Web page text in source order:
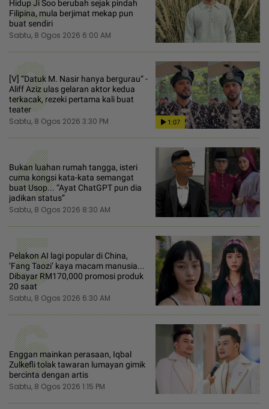
Hidup Ji Soo berubah sejak pindah
Filipina, mula berjimat mekap pun
buat sendiri
Sabtu, 8 Ogos 2026 6:00 AM
3
[V] “Datuk M. Nasir hanya bergurau“ -
Aliff Aziz ulas gelaran aktor kedua
terkacak, rezeki pertama kali buat
teater
Sabtu, 8 Ogos 2026 3:30 PM 1:07
4
Bukan luahan rumah tangga, isteri
cuma kongsi kata-kata semangat
buat Usop... “Ayat ChatGPT pun dia
jadikan status”
Sabtu, 8 Ogos 2026 8:30 AM
5
Pelakon AI lagi popular di China,
‘Fang Taozi’ kaya macam manusia...
Dibayar RM170,000 promosi produk
20 saat
Sabtu, 8 Ogos 2026 6:30 AM
6
Enggan mainkan perasaan, Iqbal
Zulkefli tolak tawaran lumayan gimik
bercinta dengan artis
Sabtu, 8 Ogos 2026 1:15 PM